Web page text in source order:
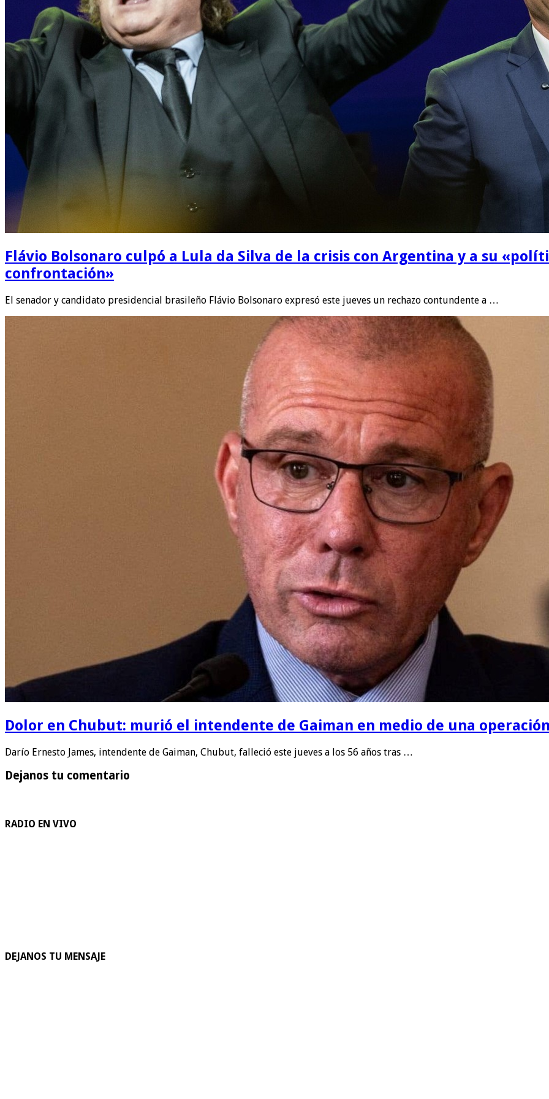
Flávio Bolsonaro culpó a Lula da Silva de la crisis con Argentina y a su
confrontación»
El senador y candidato presidencial brasileño Flávio Bolsonaro expresó este jueves un rechazo contundente a …
Dolor en Chubut: murió el intendente de Gaiman en medio de una
Darío Ernesto James, intendente de Gaiman, Chubut, falleció este jueves a los 56 años tras …
Dejanos tu comentario
RADIO EN VIVO
DEJANOS TU MENSAJE